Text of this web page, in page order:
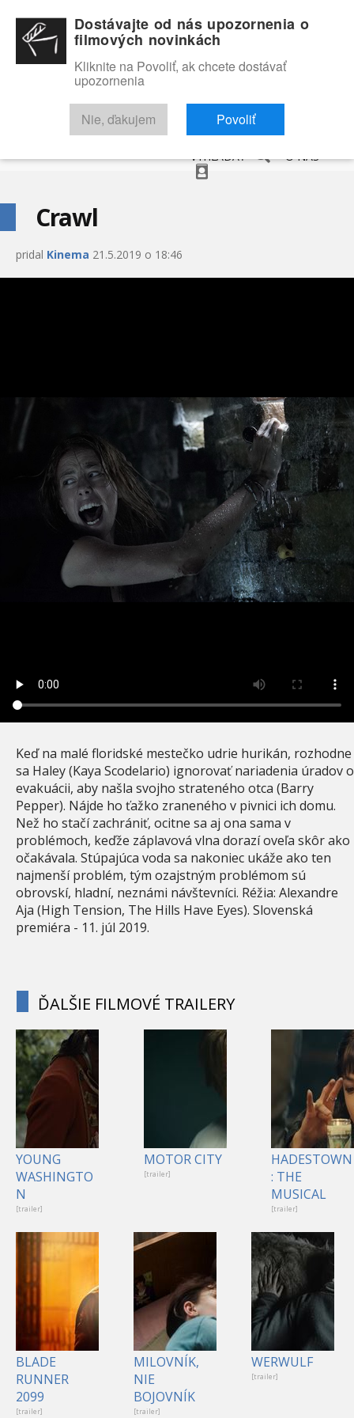
RECENZIE TRAILERY FILMOVÁ DATABÁZA
VYHĽADAŤ O NÁS
Crawl
pridal Kinema 21.5.2019 o 18:46
Keď na malé floridské mestečko udrie hurikán, rozhodne
sa Haley (Kaya Scodelario) ignorovať nariadenia úradov o
evakuácii, aby našla svojho strateného otca (Barry
Pepper). Nájde ho ťažko zraneného v pivnici ich domu.
Než ho stačí zachrániť, ocitne sa aj ona sama v
problémoch, keďže záplavová vlna dorazí oveľa skôr ako
očakávala. Stúpajúca voda sa nakoniec ukáže ako ten
najmenší problém, tým ozajstným problémom sú
obrovskí, hladní, neznámi návštevníci. Réžia: Alexandre
Aja (High Tension, The Hills Have Eyes). Slovenská
premiéra - 11. júl 2019.
ĎALŠIE FILMOVÉ TRAILERY
YOUNG
WASHINGTO
N
[trailer]
MOTOR CITY
[trailer]
HADESTOWN
: THE
MUSICAL
[trailer]
BLADE
RUNNER
2099
[trailer]
MILOVNÍK,
NIE
BOJOVNÍK
[trailer]
WERWULF
[trailer]
Dostávajte od nás upozornenia o
filmových novinkách
Kliknite na Povoliť, ak chcete dostávať
upozornenia
Nie, ďakujem Povoliť